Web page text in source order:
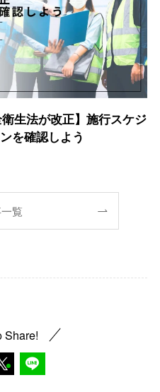
衛生法が改正】施行スケジ
を確認しよう
覧
Share!